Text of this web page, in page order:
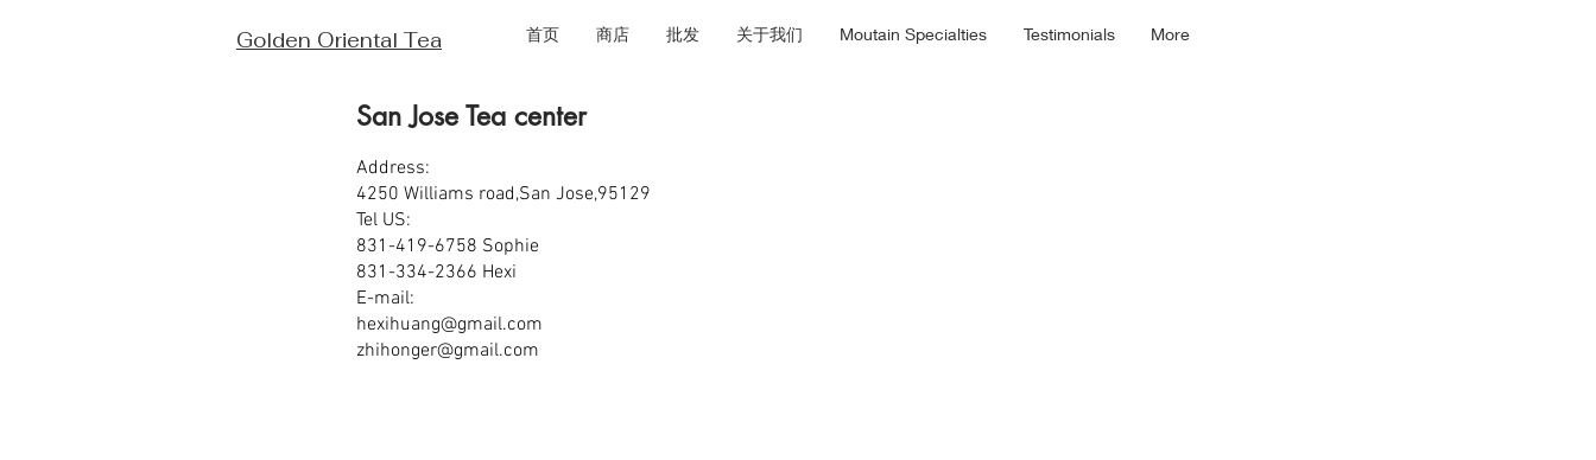
Golden Oriental Tea 首页 商店 批发 关于我们 Moutain Specialties Testimonials More
San Jose Tea center
Address:
4250 Williams road,San Jose,95129
Tel US:
831-419-6758 Sophie
831-334-2366 Hexi
E-mail:
hexihuang@gmail.com
zhihonger@gmail.com